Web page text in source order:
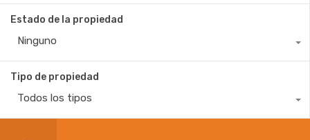
Estado de la propiedad
Ninguno
Tipo de propiedad
Todos los tipos